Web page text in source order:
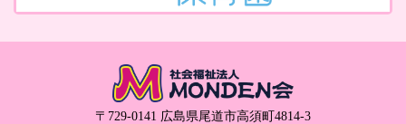
〒729-0141 広島県尾道市高須町4814-3